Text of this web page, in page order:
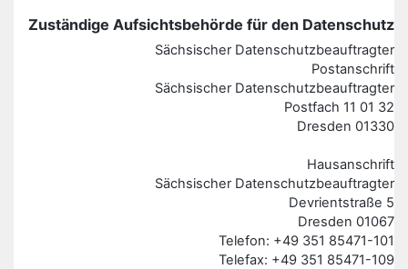
Zuständige Aufsichtsbehörde für den Datenschutz
Sächsischer Datenschutzbeauftragter
Postanschrift
Sächsischer Datenschutzbeauftragter
Postfach 11 01 32
01330 Dresden
Hausanschrift
Sächsischer Datenschutzbeauftragter
Devrientstraße 5
01067 Dresden
Telefon: +49 351 85471-101
Telefax: +49 351 85471-109